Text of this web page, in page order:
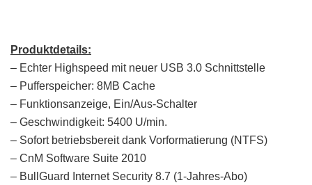
Produktdetails:
– Echter Highspeed mit neuer USB 3.0 Schnittstelle
– Pufferspeicher: 8MB Cache
– Funktionsanzeige, Ein/Aus-Schalter
– Geschwindigkeit: 5400 U/min.
– Sofort betriebsbereit dank Vorformatierung (NTFS)
– CnM Software Suite 2010
– BullGuard Internet Security 8.7 (1-Jahres-Abo)